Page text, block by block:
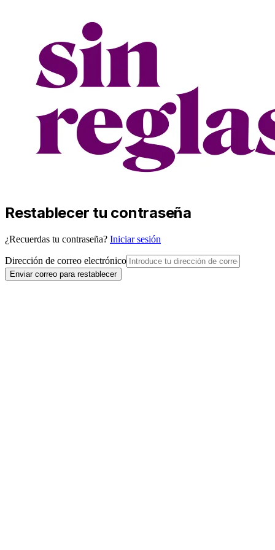
Restablecer tu contraseña
¿Recuerdas tu contraseña? Iniciar sesión
Dirección de correo electrónico
Enviar correo para restablecer